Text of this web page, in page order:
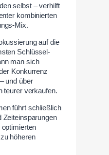
selbst – verhilft
kombinierten
Mix.
auf die
Schlüssel-
man sich
Konkurrenz
und über
teurer verkaufen.
führt schließlich
Zeiteinsparungen
optimierten
höheren